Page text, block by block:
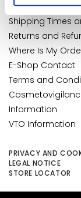
E
x
f
o
l
i
a
t
o
s
M
Payments and
Shipping Times
Returns and
Where Is My
E-Shop Contact
Terms and
Information
VTO Information
PRIVACY AND
LEGAL NOTICE
STORE LOCATOR